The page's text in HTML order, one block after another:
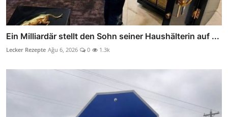
Ein Milliardär stellt den Sohn seiner Haushälterin auf ...
Lecker Rezepte Ağu 6, 2026 0 1.3k